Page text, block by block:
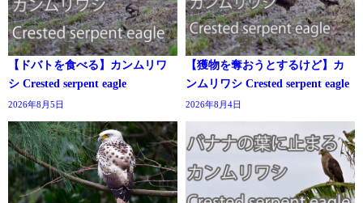
【ドバトを食べる】カンムリワ
シ Crested serpent eagle
2026年8月5日
【獲物を奪おうとするけど】カ
ンムリワシ Crested serpent eagle
2026年8月4日